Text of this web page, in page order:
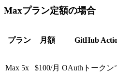
Maxプラン定額の場合
プラン 月額 GitHub
Max 5x $100/月 OAuthトークン